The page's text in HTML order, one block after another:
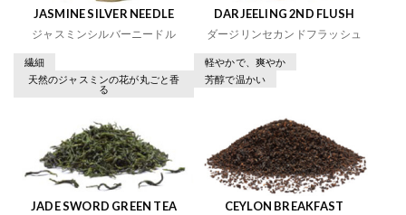
JASMINE SILVER NEEDLE
ジャスミンシルバーニードル
繊細
天然のジャスミンの花が丸ごと香
る
DARJEELING 2ND FLUSH
ダージリンセカンドフラッシュ
軽やかで、爽やか
芳醇で温かい
JADE SWORD GREEN TEA CEYLON BREAKFAST